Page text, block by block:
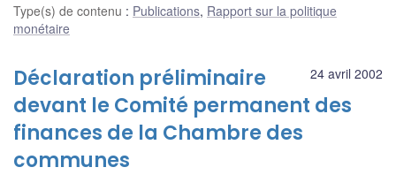
Type(s) de contenu : Publications, Rapport sur la politique
monétaire
24 avril 2002
Déclaration préliminaire
devant le Comité permanent des
finances de la Chambre des
communes